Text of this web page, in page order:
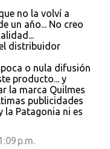
no la volví a
un año... No creo
distribuidor
o nula difusión
producto... y
la marca Quilmes
publicidades
la Patagonia ni es
p.m.